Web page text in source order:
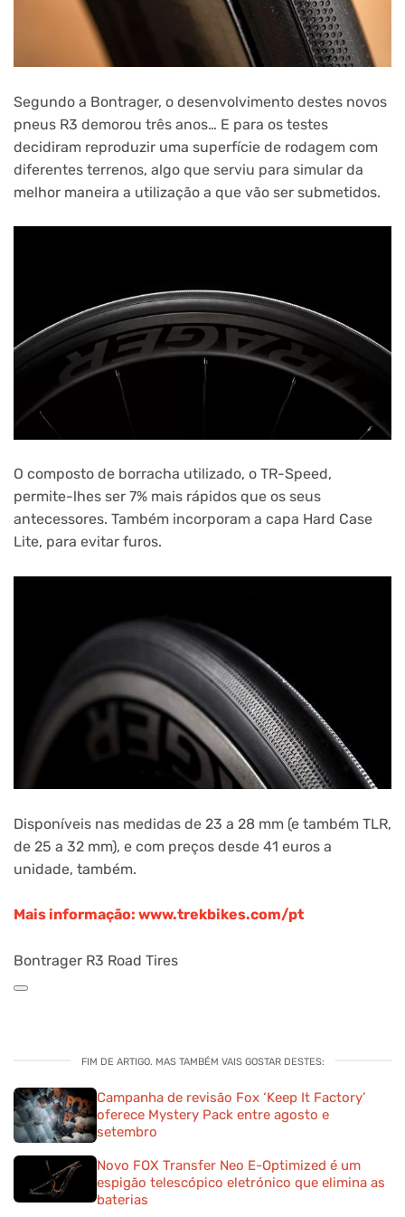
Segundo a Bontrager, o desenvolvimento destes novos
pneus R3 demorou três anos… E para os testes
decidiram reproduzir uma superfície de rodagem com
diferentes terrenos, algo que serviu para simular da
melhor maneira a utilização a que vão ser submetidos.
O composto de borracha utilizado, o TR-Speed,
permite-lhes ser 7% mais rápidos que os seus
antecessores. Também incorporam a capa Hard Case
Lite, para evitar furos.
Disponíveis nas medidas de 23 a 28 mm (e também TLR,
de 25 a 32 mm), e com preços desde 41 euros a
unidade, também.
Mais informação: www.trekbikes.com/pt
Bontrager R3 Road Tires
FIM DE ARTIGO. MAS TAMBÉM VAIS GOSTAR DESTES:
Campanha de revisão Fox ‘Keep It Factory’
oferece Mystery Pack entre agosto e
setembro
Novo FOX Transfer Neo E-Optimized é um
espigão telescópico eletrónico que elimina as
baterias